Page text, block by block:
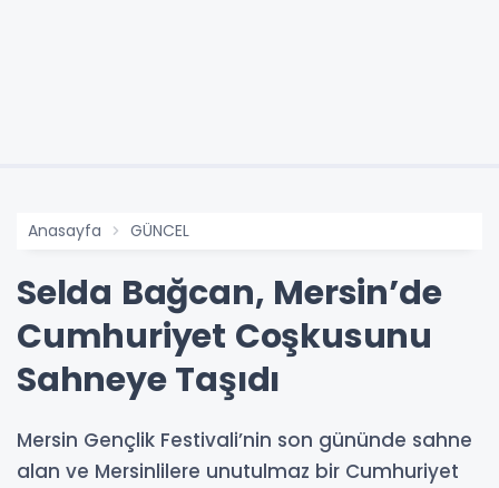
Anasayfa GÜNCEL
Selda Bağcan, Mersin’de
Cumhuriyet Coşkusunu
Sahneye Taşıdı
Mersin Gençlik Festivali’nin son gününde sahne
alan ve Mersinlilere unutulmaz bir Cumhuriyet